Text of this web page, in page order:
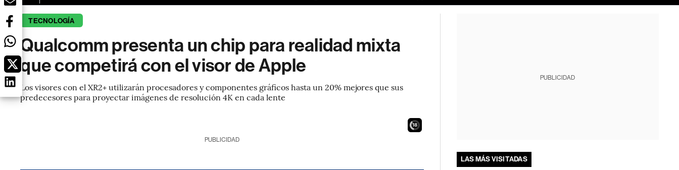
TECNOLOGÍA
Qualcomm presenta un chip para realidad mixta
que competirá con el visor de Apple
Los visores con el XR2+ utilizarán procesadores y componentes gráficos hasta un 20% mejores que sus
predecesores para proyectar imágenes de resolución 4K en cada lente
16
PUBLICIDAD
PUBLICIDAD
LAS MÁS VISITADAS